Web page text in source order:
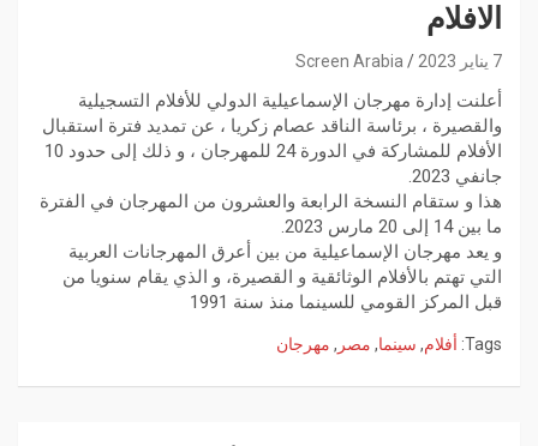
الافلام
7 يناير 2023 Screen Arabia
أعلنت إدارة مهرجان الإسماعيلية الدولي للأفلام التسجيلية
والقصيرة ، برئاسة الناقد عصام زكريا ، عن تمديد فترة استقبال
الأفلام للمشاركة في الدورة 24 للمهرجان ، و ذلك إلى حدود 10
جانفي 2023.
هذا و ستقام النسخة الرابعة والعشرون من المهرجان في الفترة
ما بين 14 إلى 20 مارس 2023.
و يعد مهرجان الإسماعيلية من بين أعرق المهرجانات العربية
التي تهتم بالأفلام الوثائقية و القصيرة، و الذي يقام سنويا من
قبل المركز القومي للسينما منذ سنة 1991
Tags: أفلام, سينما, مصر , مهرجان